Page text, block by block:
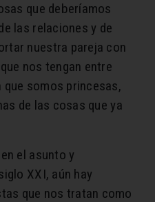
que deberíamos
las relaciones y de
nuestra pareja con
nos tengan entre
que somos princesas,
de las cosas que ya
el asunto y
XXI, aún hay
que nos tratan como